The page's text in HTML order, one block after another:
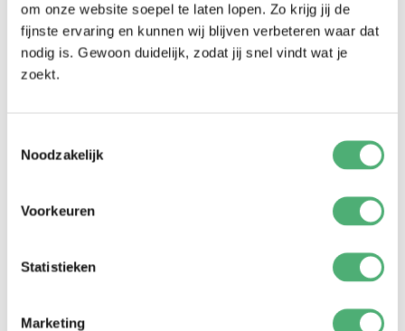
om onze website soepel te laten lopen. Zo krijg jij de
fijnste ervaring en kunnen wij blijven verbeteren waar dat
nodig is. Gewoon duidelijk, zodat jij snel vindt wat je
zoekt.
Noodzakelijk
Voorkeuren
Statistieken
Marketing
Door je te abonneren ga je akkoord met ons privacybeleid en geef je